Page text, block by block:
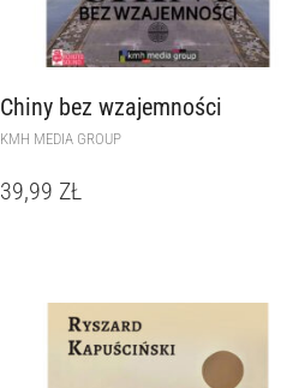
Chiny bez wzajemności
KMH MEDIA GROUP
39,99 ZŁ